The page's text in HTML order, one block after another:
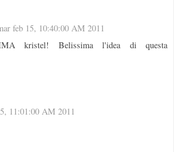
feb 15, 10:40:00 AM 2011
kristel! Belissima l'idea di questa
11:01:00 AM 2011